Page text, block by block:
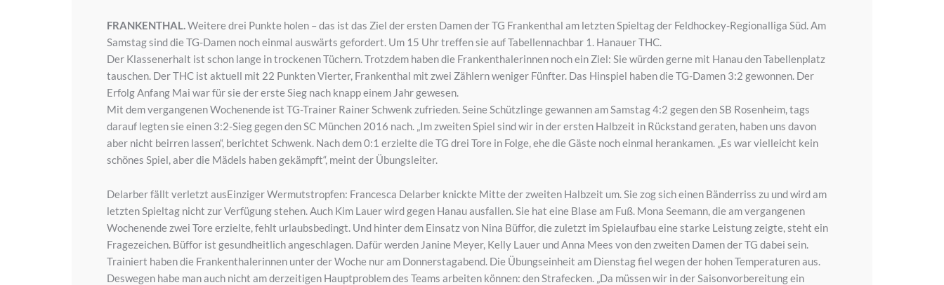
FRANKENTHAL.Weitere drei Punkte holen – das ist das Ziel der ersten Damen der TG Frankenthal am letzten Spieltag der Feldhockey-Regionalliga Süd. Am
Samstag sind die TG-Damen noch einmal auswärts gefordert. Um 15 Uhr treffen sie auf Tabellennachbar 1. Hanauer THC.
Der Klassenerhalt ist schon lange in trockenen Tüchern. Trotzdem haben die Frankenthalerinnen noch ein Ziel: Sie würden gerne mit Hanau den Tabellenplatz
tauschen. Der THC ist aktuell mit 22 Punkten Vierter, Frankenthal mit zwei Zählern weniger Fünfter. Das Hinspiel haben die TG-Damen 3:2 gewonnen. Der
Erfolg Anfang Mai war für sie der erste Sieg nach knapp einem Jahr gewesen.
Mit dem vergangenen Wochenende ist TG-Trainer Rainer Schwenk zufrieden. Seine Schützlinge gewannen am Samstag 4:2 gegen den SB Rosenheim, tags
darauf legten sie einen 3:2-Sieg gegen den SC München 2016 nach. „Im zweiten Spiel sind wir in der ersten Halbzeit in Rückstand geraten, haben uns davon
aber nicht beirren lassen“, berichtet Schwenk. Nach dem 0:1 erzielte die TG drei Tore in Folge, ehe die Gäste noch einmal herankamen. „Es war vielleicht kein
schönes Spiel, aber die Mädels haben gekämpft“, meint der Übungsleiter.
Delarber fällt verletzt ausEinziger Wermutstropfen: Francesca Delarber knickte Mitte der zweiten Halbzeit um. Sie zog sich einen Bänderriss zu und wird am
letzten Spieltag nicht zur Verfügung stehen. Auch Kim Lauer wird gegen Hanau ausfallen. Sie hat eine Blase am Fuß. Mona Seemann, die am vergangenen
Wochenende zwei Tore erzielte, fehlt urlaubsbedingt. Und hinter dem Einsatz von Nina Büffor, die zuletzt im Spielaufbau eine starke Leistung zeigte, steht ein
Fragezeichen. Büffor ist gesundheitlich angeschlagen. Dafür werden Janine Meyer, Kelly Lauer und Anna Mees von den zweiten Damen der TG dabei sein.
Trainiert haben die Frankenthalerinnen unter der Woche nur am Donnerstagabend. Die Übungseinheit am Dienstag fiel wegen der hohen Temperaturen aus.
Deswegen habe man auch nicht am derzeitigen Hauptproblem des Teams arbeiten können: den Strafecken. „Da müssen wir in der Saisonvorbereitung ein